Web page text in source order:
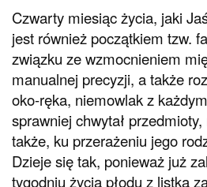
Czwarty miesiąc życia, jaki
jest również początkiem tzw.
związku ze wzmocnieniem
manualnej precyzji, a także
oko-ręka, niemowlak z
sprawniej chwytał
także, ku przerażeniu jego
Dzieje się tak, ponieważ już
tygodniu życia płodu z listka